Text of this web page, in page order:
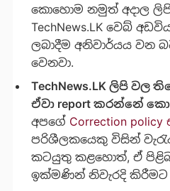
කොහොම නමුත් අදාල
TechNews.LK වෙබ්
ලබාදීම අනිවාර්යය වන
වෙනවා.
TechNews.LK ලිපි වල
ඒවා report කරන්නේ
අපගේ Correction
පරිශීලකයෙකු විසින්
කටයුතු කළහොත්, ඒ
ඉක්මණින් නිවැරදි කිරීමට